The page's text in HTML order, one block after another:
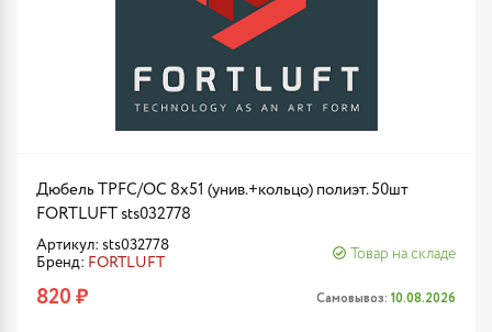
Дюбель TPFC/ОС 8х51 (унив.+кольцо) полиэт. 50шт
FORTLUFT sts032778
Артикул: sts032778
Бренд: FORTLUFT
Товар на складе
820 ₽ Самовывоз: 10.08.2026